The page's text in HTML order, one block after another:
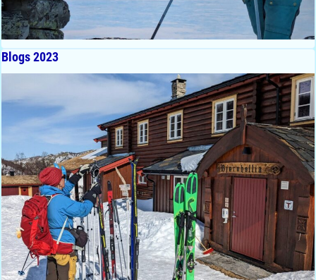
Blogs 2023